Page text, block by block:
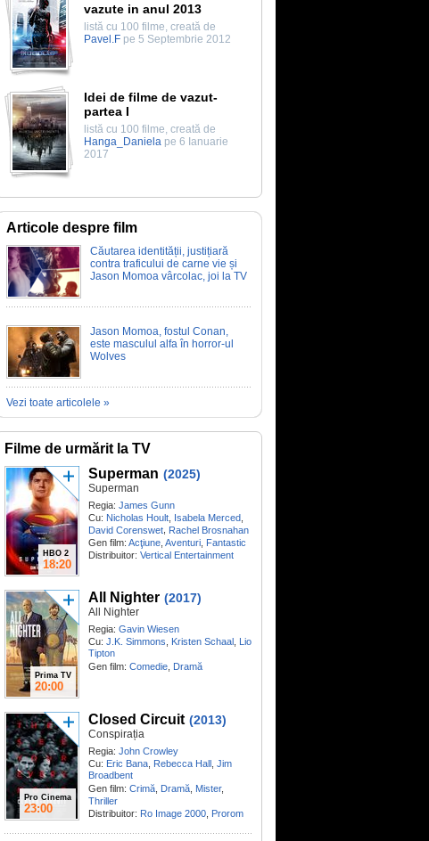
vazute in anul 2013
listă cu 100 filme, creată de
Pavel.F pe 5 Septembrie 2012
Idei de filme de vazut-
partea I
listă cu 100 filme, creată de
Hanga_Daniela pe 6 Ianuarie
2017
Articole despre film
Căutarea identității, justițiară
contra traficului de carne vie și
Jason Momoa vârcolac, joi la TV
Jason Momoa, fostul Conan,
este masculul alfa în horror-ul
Wolves
Vezi toate articolele »
Filme de urmărit la TV
HBO 2
18:20
Superman (2025)
Superman
Regia: James Gunn
Cu: Nicholas Hoult Isabela Merced
David Corenswet, Rachel Brosnahan
Gen film: Acţiune Aventuri Fantastic
Distribuitor: Vertical Entertainment
Prima TV
20:00
All Nighter (2017)
All Nighter
Regia: Gavin Wiesen
Cu: J.K. Simmons Kristen Schaal Lio
Tipton
Gen film: Comedie Dramă
Pro Cinema
23:00
Closed Circuit (2013)
Conspirația
Regia: John Crowley
Cu: Eric Bana Rebecca Hall Jim
Broadbent
Gen film: Crimă Dramă Mister,
Thriller
Distribuitor: Ro Image 2000 Prorom